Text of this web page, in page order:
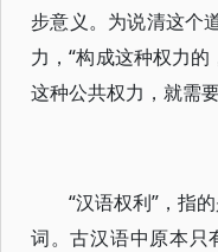
步意义。为说清这个
力，“构成这种权力
这种公共权力，就需
“汉语权利”，指
词。古汉语中原本只